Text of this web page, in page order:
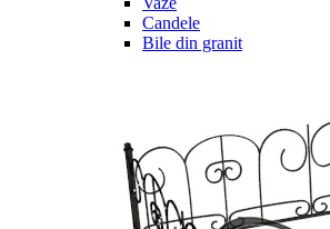
Candele
Bile din granit